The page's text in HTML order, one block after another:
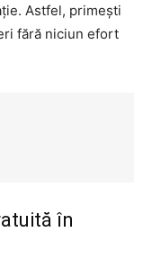
Astfel, primești
fără niciun efort
în